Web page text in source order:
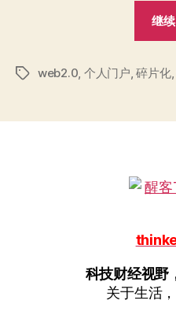
继
标
web2.0, 个人门户,碎片化
科技财经视野
关于生活